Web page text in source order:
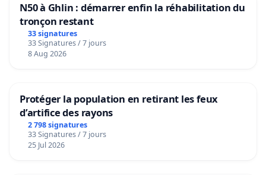
N50 à Ghlin : démarrer enfin la réhabilitation du
tronçon restant
33 signatures
33 Signatures / 7 jours
8 Aug 2026
Protéger la population en retirant les feux
d’artifice des rayons
2 798 signatures
33 Signatures / 7 jours
25 Jul 2026